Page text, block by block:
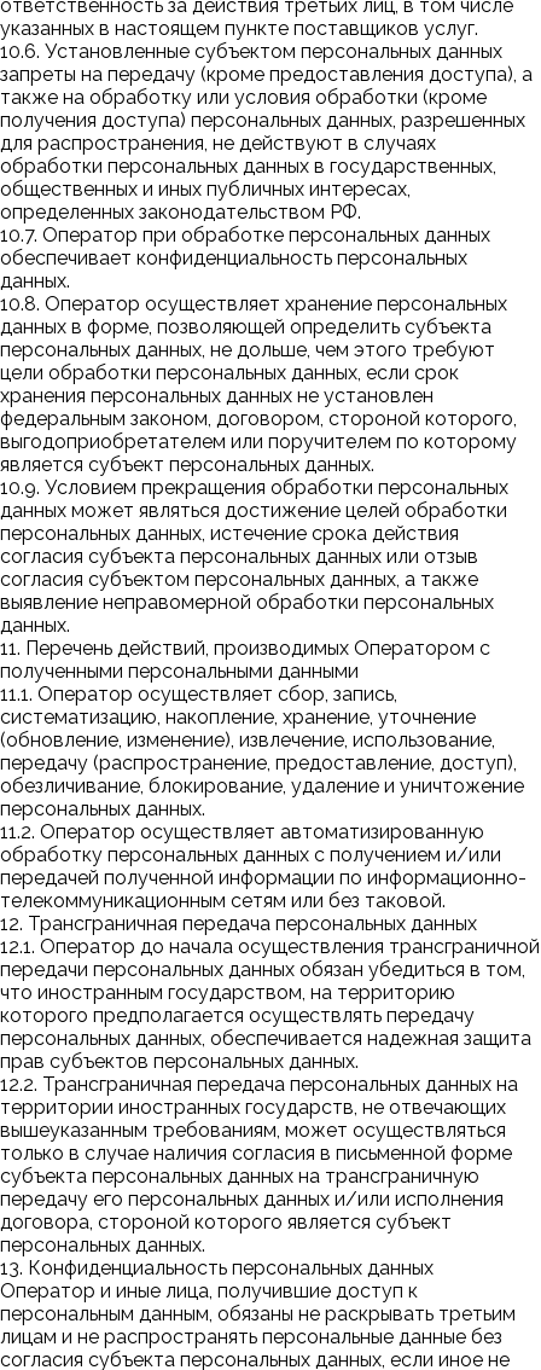
ответственность за действия третьих лиц, в том числе
указанных в настоящем пункте поставщиков услуг.
10.6. Установленные субъектом персональных данных
запреты на передачу (кроме предоставления доступа), а
также на обработку или условия обработки (кроме
получения доступа) персональных данных, разрешенных
для распространения, не действуют в случаях
обработки персональных данных в государственных,
общественных и иных публичных интересах,
определенных законодательством РФ.
10.7. Оператор при обработке персональных данных
обеспечивает конфиденциальность персональных
данных.
10.8. Оператор осуществляет хранение персональных
данных в форме, позволяющей определить субъекта
персональных данных, не дольше, чем этого требуют
цели обработки персональных данных, если срок
хранения персональных данных не установлен
федеральным законом, договором, стороной которого,
выгодоприобретателем или поручителем по которому
является субъект персональных данных.
10.9. Условием прекращения обработки персональных
данных может являться достижение целей обработки
персональных данных, истечение срока действия
согласия субъекта персональных данных или отзыв
согласия субъектом персональных данных, а также
выявление неправомерной обработки персональных
данных.
11. Перечень действий, производимых Оператором с
полученными персональными данными
11.1. Оператор осуществляет сбор, запись,
систематизацию, накопление, хранение, уточнение
(обновление, изменение), извлечение, использование,
передачу (распространение, предоставление, доступ),
обезличивание, блокирование, удаление и уничтожение
персональных данных.
11.2. Оператор осуществляет автоматизированную
обработку персональных данных с получением и/или
передачей полученной информации по информационно-
телекоммуникационным сетям или без таковой.
12. Трансграничная передача персональных данных
12.1. Оператор до начала осуществления трансграничной
передачи персональных данных обязан убедиться в том,
что иностранным государством, на территорию
которого предполагается осуществлять передачу
персональных данных, обеспечивается надежная защита
прав субъектов персональных данных.
12.2. Трансграничная передача персональных данных на
территории иностранных государств, не отвечающих
вышеуказанным требованиям, может осуществляться
только в случае наличия согласия в письменной форме
субъекта персональных данных на трансграничную
передачу его персональных данных и/или исполнения
договора, стороной которого является субъект
персональных данных.
13. Конфиденциальность персональных данных
Оператор и иные лица, получившие доступ к
персональным данным, обязаны не раскрывать третьим
лицам и не распространять персональные данные без
согласия субъекта персональных данных, если иное не